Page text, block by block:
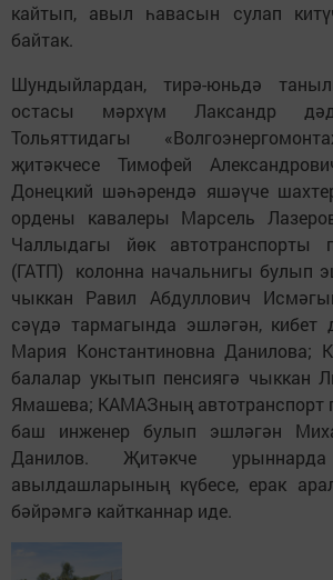
кайтып, авыл һавасын сулап
байтак.
Шундыйлардан, тирә-юньдә
остасы мәрхүм Лаксандр
Тольяттидагы
җитәкчесе Тимофей
Донецкий шәһәрендә яшәүче
ордены кавалеры Марсель
Чаллыдагы йөк автотранспорты
(ГАТП) колонна начальнигы булып
чыккан Равил Абдуллович
сәүдә тармагында эшләгән, кибет
Мария Константиновна Данилова;
балалар укытып пенсиягә чыккан
Ямашева; КАМАЗның автотранспорт
баш инженер булып эшләгән
Данилов. Җитәкче
авылдашларының күбесе, ерак
бәйрәмгә кайтканнар иде.